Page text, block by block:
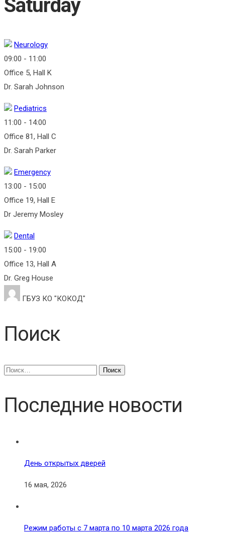
Saturday
Neurology
09:00 - 11:00
Office 5, Hall K
Dr. Sarah Johnson
Pediatrics
11:00 - 14:00
Office 81, Hall C
Dr. Sarah Parker
Emergency
13:00 - 15:00
Office 19, Hall E
Dr Jeremy Mosley
Dental
15:00 - 19:00
Office 13, Hall A
Dr. Greg House
ГБУЗ КО "КОКОД"
Поиск
Найти:
Последние новости
День открытых дверей
16 мая, 2026
Режим работы с 7 марта по 10 марта 2026 года